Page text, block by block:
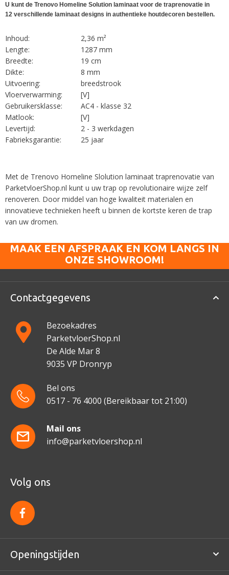
U kunt de Trenovo Homeline Solution laminaat voor de traprenovatie in
12 verschillende laminaat designs in authentieke houtdecoren bestellen.
Inhoud:
Lengte:
Breedte:
Dikte:
Uitvoering:
Vloerverwarming:
Gebruikersklasse:
Matlook:
Levertijd:
Fabrieksgarantie:
2,36 m²
1287 mm
19 cm
8 mm
breedstrook
[V]
AC4 - klasse 32
[V]
2 - 3 werkdagen
25 jaar
Met de Trenovo Homeline Slolution laminaat traprenovatie van
ParketvloerShop.nl kunt u uw trap op revolutionaire wijze zelf
renoveren. Door middel van hoge kwaliteit materialen en
innovatieve technieken heeft u binnen de kortste keren de trap
van uw dromen.
MAAK EEN AFSPRAAK EN KOM LANGS IN
ONZE SHOWROOM!
Contactgegevens
Bezoekadres
ParketvloerShop.nl
De Alde Mar 8
9035 VP Dronryp
Bel ons
0517 - 76 4000 (Bereikbaar tot 21:00)
Mail ons
info@parketvloershop.nl
Volg ons
f
a
c
e
o
o
Openingstijden